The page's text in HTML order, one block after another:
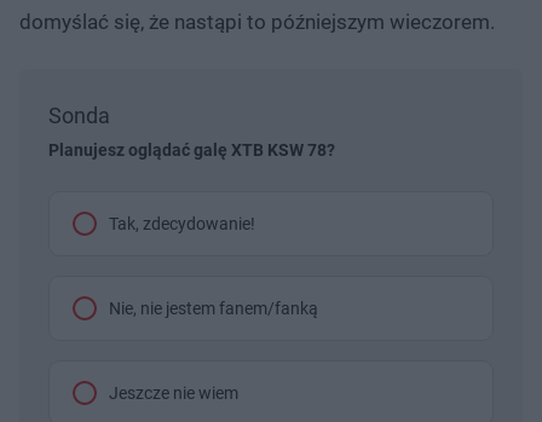
domyślać się, że nastąpi to późniejszym wieczorem.
Sonda
Planujesz oglądać galę XTB KSW 78?
Tak, zdecydowanie!
Nie, nie jestem fanem/fanką
Jeszcze nie wiem